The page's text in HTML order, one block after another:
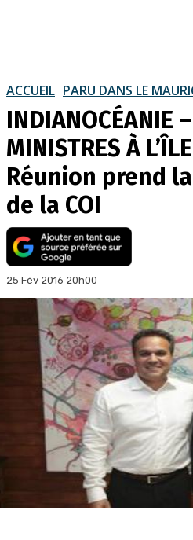
ACCUEIL PARU DANS LE
INDIANOCÉANIE
MINISTRES À
Réunion prend
de la COI
25 Fév 2016 20h00